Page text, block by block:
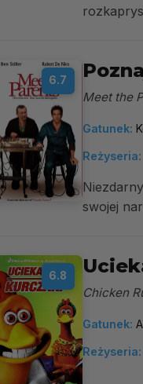
6.7
Meet the
Gatunek:
Reżyseria:
swojej
6.8
Chicken
Gatunek:
Reżyseria: